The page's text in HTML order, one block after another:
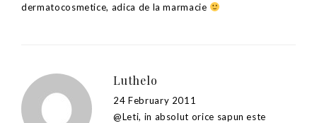
dermatocosmetice, adica de la marmacie
Luthelo
24 February 2011
@Leti, in absolut orice sapun este